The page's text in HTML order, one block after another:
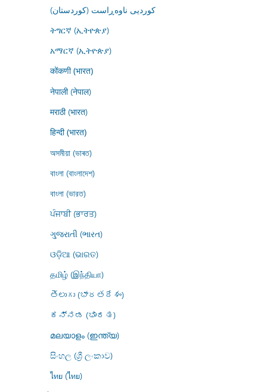
کوردیی ناوەڕاست (کوردستان)
ትግርኛ (ኢትዮጵያ)
አማርኛ (ኢትዮጵያ)
कोंकणी (भारत)
नेपाली (नेपाल)
मराठी (भारत)
हिन्दी (भारत)
অসমীয়া (ভাৰত)
বাংলা (বাংলাদেশ)
বাংলা (ভারত)
ਪੰਜਾਬੀ (ਭਾਰਤ)
ગુજરાતી (ભારત)
ଓଡ଼ିଆ (ଭାରତ)
தமிழ் (இந்தியா)
తెలుగు (భారతదేశం)
ಕನ್ನಡ (ಭಾರತ)
മലയാളം (ഇന്ത്യ)
සිංහල (ශ්‍රී ලංකාව)
ไทย (ไทย)